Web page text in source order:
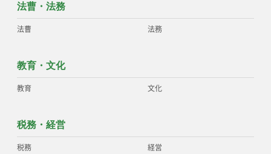
法曹・法務
法曹 法務
教育・文化
教育 文化
税務・経営
税務 経営